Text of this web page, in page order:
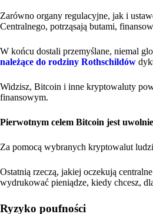
Zarówno organy regulacyjne, jak i
Centralnego, potrząsają butami,
W końcu dostali przemyślane, niemal
należące do rodziny Rothschildów
Widzisz, Bitcoin i inne kryptowaluty
finansowym.
Pierwotnym celem Bitcoin jest
Za pomocą wybranych kryptowalut
Ostatnią rzeczą, jakiej oczekują
wydrukować pieniądze, kiedy chcesz,
Ryzyko poufności